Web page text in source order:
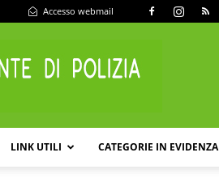
Accesso webmail
LINK UTILI CATEGORIE IN EVIDENZA